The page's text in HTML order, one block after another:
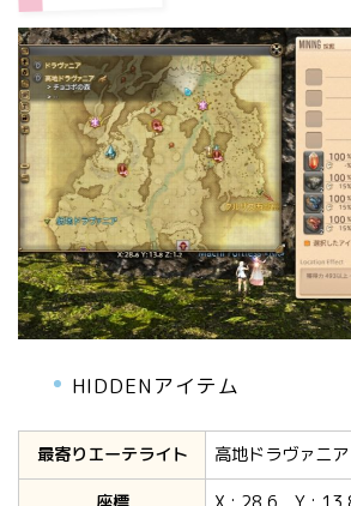
HIDDENアイテム
最寄りエーテライト
高地ドラヴァニ